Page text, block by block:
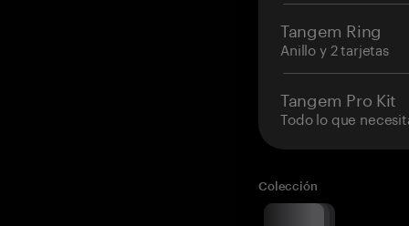
Tangem Ring
Anillo y 2 tarjetas
Tangem Pro Kit
Todo lo que
Colección